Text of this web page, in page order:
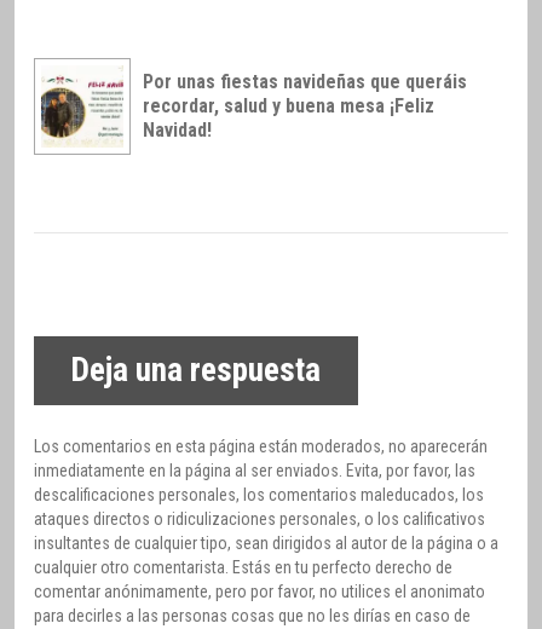
Por unas fiestas navideñas que queráis
recordar, salud y buena mesa ¡Feliz
Navidad!
Deja una respuesta
Los comentarios en esta página están moderados, no aparecerán
inmediatamente en la página al ser enviados. Evita, por favor, las
descalificaciones personales, los comentarios maleducados, los
ataques directos o ridiculizaciones personales, o los calificativos
insultantes de cualquier tipo, sean dirigidos al autor de la página o a
cualquier otro comentarista. Estás en tu perfecto derecho de
comentar anónimamente, pero por favor, no utilices el anonimato
para decirles a las personas cosas que no les dirías en caso de